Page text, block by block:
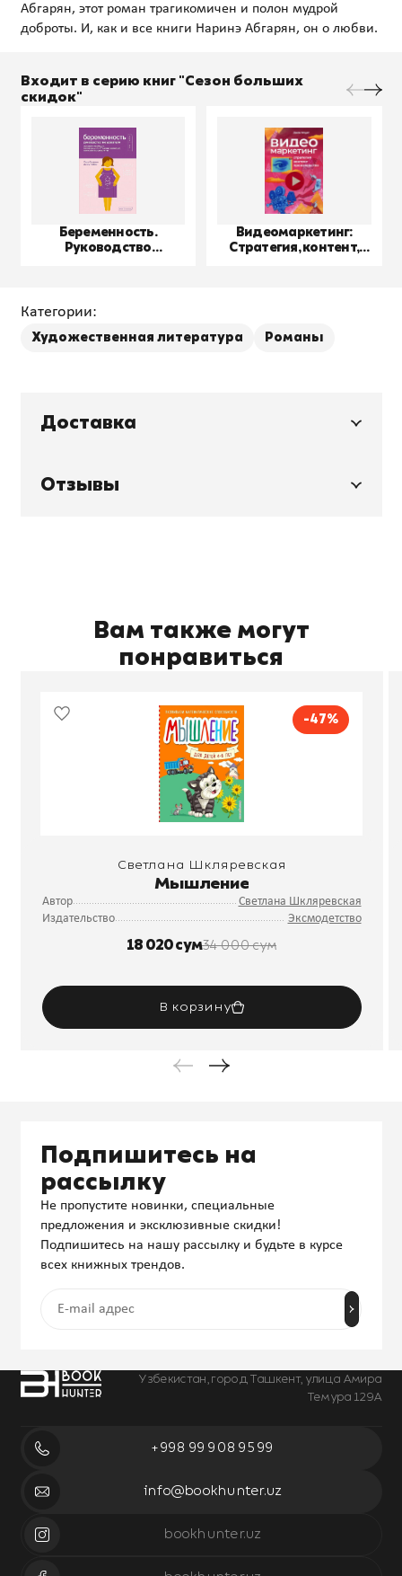
Абгарян, этот роман трагикомичен и полон мудрой
Входит в серию книг "Сезон больших
скидок"
Беременность.
Руководство
Видеомаркетинг:
Стратегия, контент,
Категории:
Художественная литература Романы
Доставка
Отзывы
Вам также могут
понравиться
-47%
Светлана Шкляревская
Мышление
Автор
Светлана Шкляревская
Издательство
Эксмодетство
18 020 сум34 000 сум
В корзину
Узбекистан, город Ташкент, улица Амира
Темура 129А
+998 99 908 95 99
info@bookhunter.uz
bookhunter.uz
Подпишитесь на
рассылку
Не пропустите новинки, специальные
предложения и эксклюзивные скидки!
Подпишитесь на нашу рассылку и будьте в курсе
всех книжных трендов.